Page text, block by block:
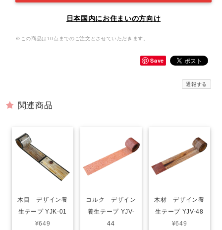
日本国内にお住まいの方向け
※この商品は10点までのご注文とさせていただきます。
Save
通報する
関連商品
木目 デザイン養
生テープ YJK-01
¥649
コルク デザイン
養生テープ YJV-
44
木材 デザイン養
生テープ YJV-48
¥649